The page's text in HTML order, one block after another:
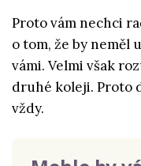
Proto vám nechci
o tom, že by neměl
vámi. Velmi však
druhé koleji. Proto
vždy.